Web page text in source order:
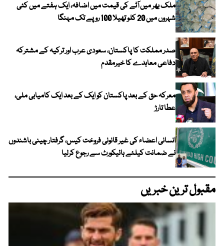
ملک بھر میں آٹے کی قیمت میں اضافہ، ایک ہفتے میں کئی
شہروں میں 20 کلو تھیلا 100 روپے تک مہنگا
صدر مملکت کا پاکستان، سعودی عرب اور ترکیہ کے مشترکہ
دفاعی معاہدے کا خیرمقدم
معرکہ حق کے بعد پاکستان کو ایک کے بعد ایک کامیابی ملی،
عطا تارڑ
انسانی اعضاء کی غیر قانونی فروخت کیس، گرفتار چینی باشندوں
نے ضمانت کیلئے ہائیکورٹ سے رجوع کرلیا
مقبول ترین خبریں